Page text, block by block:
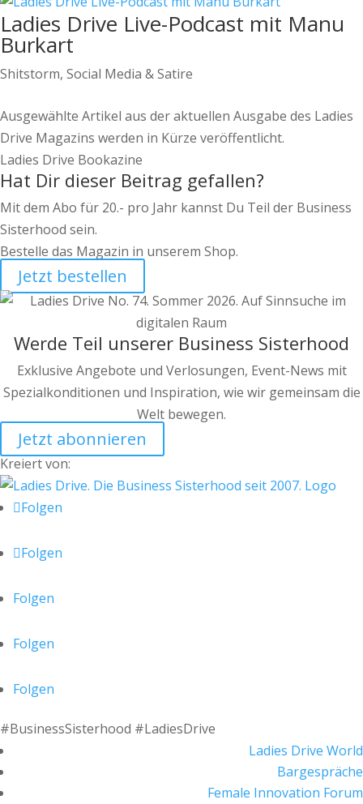
Ladies Drive Live-Podcast mit Manu
Burkart
Shitstorm, Social Media & Satire
Ausgewählte Artikel aus der aktuellen Ausgabe des Ladies
Drive Magazins werden in Kürze veröffentlicht.
Ladies Drive Bookazine
Hat Dir dieser Beitrag gefallen?
Mit dem Abo für 20.- pro Jahr kannst Du Teil der Business
Sisterhood sein.
Bestelle das Magazin in unserem Shop.
Jetzt bestellen
Werde Teil unserer Business Sisterhood
Exklusive Angebote und Verlosungen, Event-News mit
Spezialkonditionen und Inspiration, wie wir gemeinsam die
Welt bewegen.
Jetzt abonnieren
Kreiert von:
Folgen
Folgen
Folgen
Folgen
Folgen
#BusinessSisterhood #LadiesDrive
Ladies Drive World
Bargespräche
Female Innovation Forum